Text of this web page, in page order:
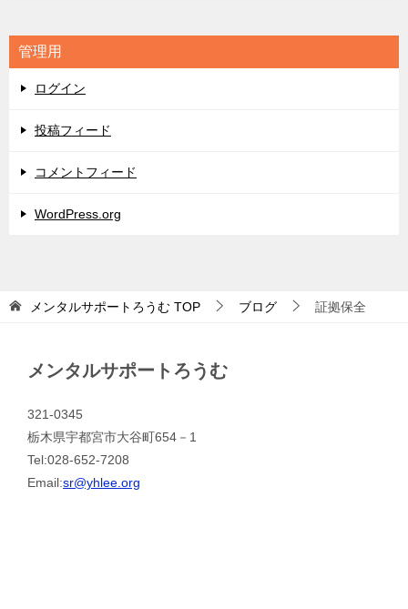
リ
ー
管理用
ログイン
投稿フィード
コメントフィード
WordPress.org
メンタルサポートろうむ TOP ブログ 証拠保全
メンタルサポートろうむ
321-0345
栃木県宇都宮市大谷町654－1
Tel:028-652-7208
Email:sr@yhlee.org